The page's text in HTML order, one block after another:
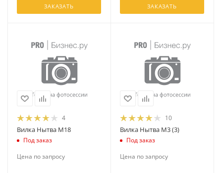
ЗАКАЗАТЬ ЗАКАЗАТЬ
4
Вилка Нытва М18
Под заказ
Цена по запросу
10
Вилка Нытва М3 (3)
Под заказ
Цена по запросу